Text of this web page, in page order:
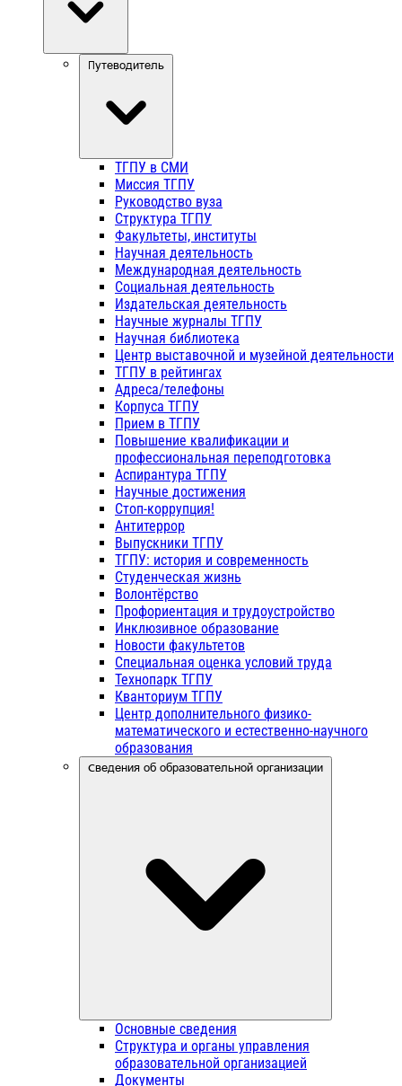
Путеводитель
ТГПУ в СМИ
Миссия ТГПУ
Руководство вуза
Структура ТГПУ
Факультеты, институты
Научная деятельность
Международная деятельность
Социальная деятельность
Издательская деятельность
Научные журналы ТГПУ
Научная библиотека
Центр выставочной и музейной деятельности
ТГПУ в рейтингах
Адреса/телефоны
Корпуса ТГПУ
Прием в ТГПУ
Повышение квалификации и
профессиональная переподготовка
Аспирантура ТГПУ
Научные достижения
Стоп-коррупция!
Антитеррор
Выпускники ТГПУ
ТГПУ: история и современность
Студенческая жизнь
Волонтёрство
Профориентация и трудоустройство
Инклюзивное образование
Новости факультетов
Специальная оценка условий труда
Технопарк ТГПУ
Кванториум ТГПУ
Центр дополнительного физико-
математического и естественно-научного
образования
Сведения об образовательной организации
Основные сведения
Структура и органы управления
образовательной организацией
Документы